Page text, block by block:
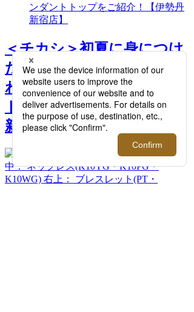
ンダントトップをご紹介！【伊勢丹
新宿店】
＜チカシ＞初夏に身につけ
たい新作アイテムや組み合
わせを楽しめるペンダント
トップをご紹介！【伊勢丹
新宿店】 >>